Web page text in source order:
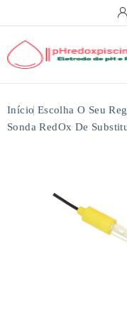
Início Escolha O Seu
Sonda RedOx De